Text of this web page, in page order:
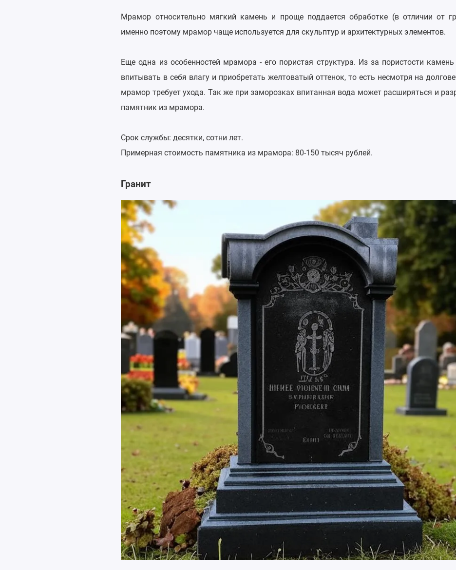
Мрамор относительно мягкий камень и проще поддается обработке (в отличии от
именно поэтому мрамор чаще используется для скульптур и архитектурных элементов.
Еще одна из особенностей мрамора - его пористая структура. Из за пористости
впитывать в себя влагу и приобретать желтоватый оттенок, то есть несмотря на
мрамор требует ухода. Так же при заморозках впитанная вода может расширяться и
памятник из мрамора.
Срок службы: десятки, сотни лет.
Примерная стоимость памятника из мрамора: 80-150 тысяч рублей.
Гранит